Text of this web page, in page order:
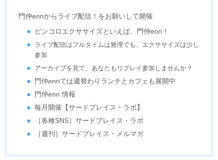
門仲ennからライブ配信！をお願いして開催
ピンコロエクササイズといえば、門仲enn！
ライブ配信はフルタイムは無理でも、エクササイズは少し
参加
アーカイブを見て、あなたもリプレイ参加しませんか？
門仲ennでは週替わりランチとカフェも展開中
門仲enn 情報
毎月開催【サードプレイス・ラボ】
［各種SNS］サードプレイス・ラボ
［週刊］サードプレイス・メルマガ